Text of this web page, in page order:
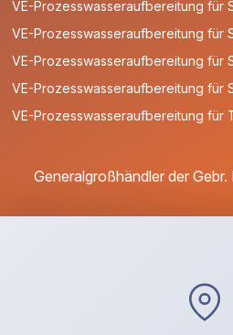
VE-Prozesswasseraufbereitung für
VE-Prozesswasseraufbereitung für
VE-Prozesswasseraufbereitung für
VE-Prozesswasseraufbereitung für
VE-Prozesswasseraufbereitung für
Generalgroßhändler der